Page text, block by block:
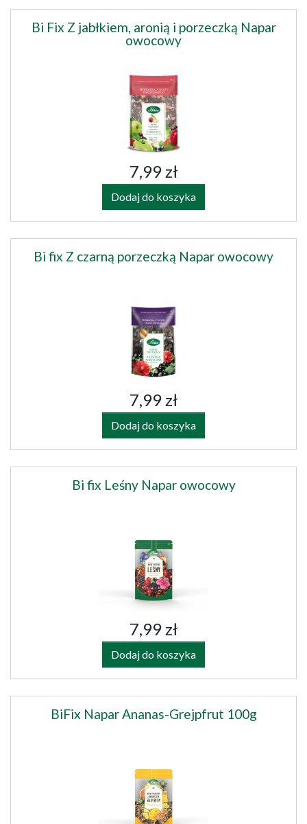
Bi Fix Z jabłkiem, aronią i porzeczką Napar
owocowy
7,99 zł
Dodaj do koszyka
Bi fix Z czarną porzeczką Napar owocowy
7,99 zł
Dodaj do koszyka
Bi fix Leśny Napar owocowy
7,99 zł
Dodaj do koszyka
BiFix Napar Ananas-Grejpfrut 100g